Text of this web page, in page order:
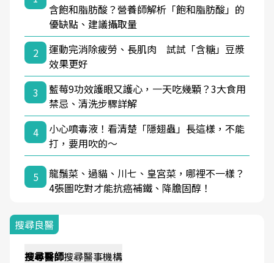
含飽和脂肪酸？營養師解析「飽和脂肪酸」的
優缺點、建議攝取量
2
運動完消除疲勞、長肌肉 試試「含糖」豆漿
效果更好
3
藍莓9功效護眼又護心，一天吃幾顆？3大食用
禁忌、清洗步驟詳解
4
小心噴毒液！看清楚「隱翅蟲」長這樣，不能
打，要用吹的～
5
龍鬚菜、過貓、川七、皇宮菜，哪裡不一樣？
4張圖吃對才能抗癌補鐵、降膽固醇！
搜尋良醫
搜尋醫師搜尋醫事機構